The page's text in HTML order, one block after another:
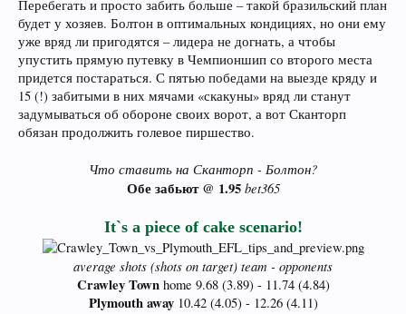
Перебегать и просто забить больше – такой бразильский план
будет у хозяев. Болтон в оптимальных кондициях, но они ему
уже вряд ли пригодятся – лидера не догнать, а чтобы
упустить прямую путевку в Чемпионшип со второго места
придется постараться. С пятью победами на выезде кряду и
15 (!) забитыми в них мячами «скакуны» вряд ли станут
задумываться об обороне своих ворот, а вот Сканторп
обязан продолжить голевое пиршество.
Что ставить на Сканторп - Болтон?
Обе забьют @ 1.95 bet365
It`s a piece of cake scenario!
average shots (shots on target) team - opponents
Crawley Townhome 9.68 (3.89) - 11.74 (4.84)
Plymouth away10.42 (4.05) - 12.26 (4.11)​